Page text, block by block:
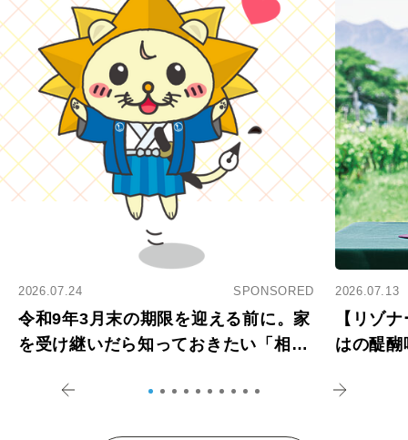
2026.07.24 SPONSORED
令和9年3月末の期限を迎える前に。家
を受け継いだら知っておきたい「相続
2026.07.13
【リゾ
はの醍